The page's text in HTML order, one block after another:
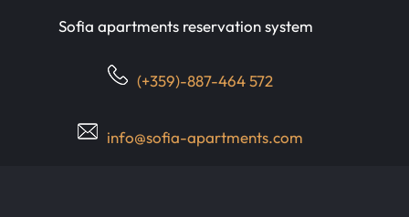
Sofia apartments reservation system
(+359)-887-464 572
info@sofia-apartments.com